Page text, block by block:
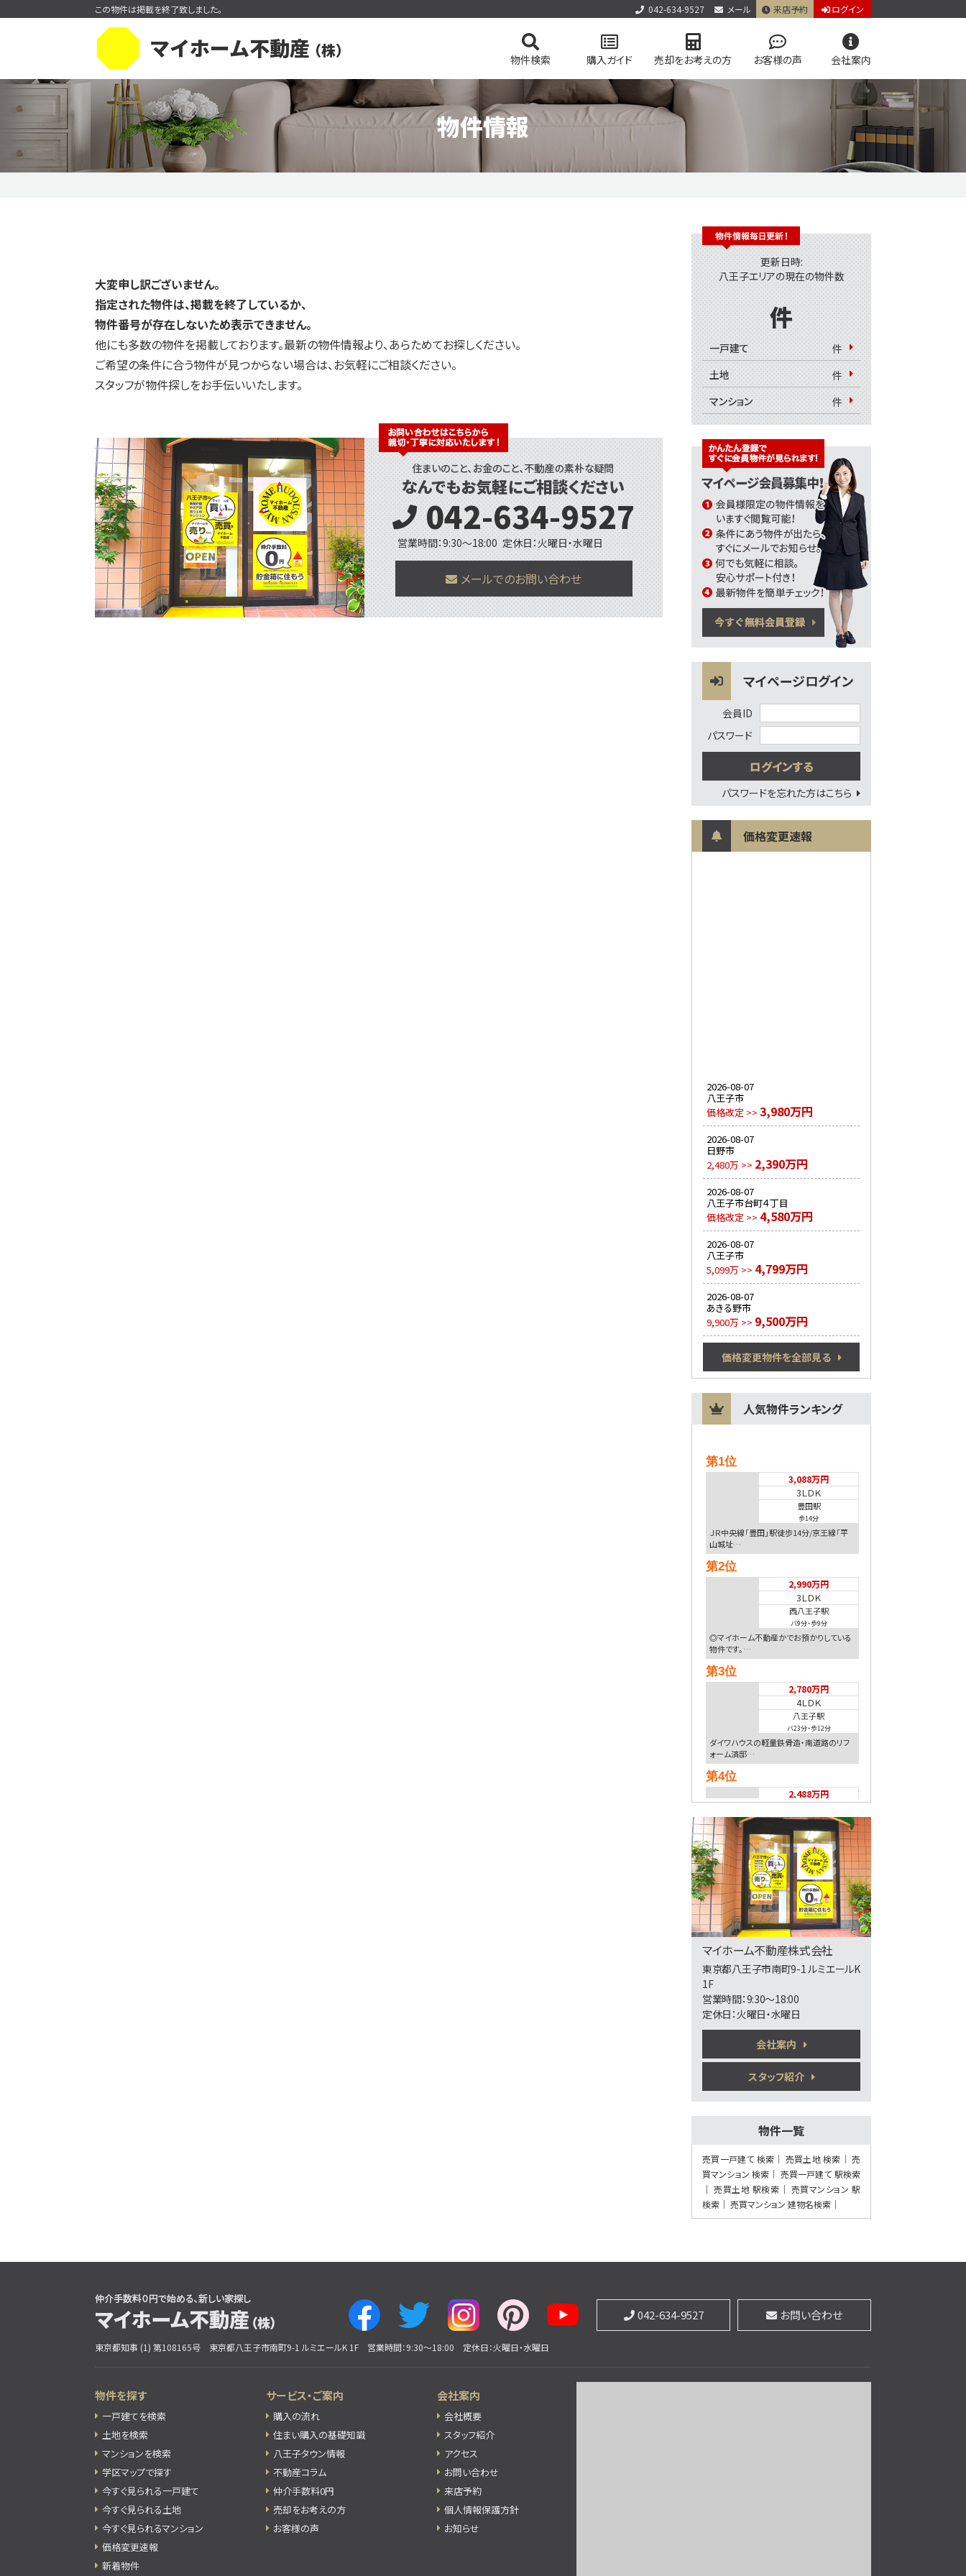
この物件は掲載を終了致しました。 042-634-9527 メール 来店予約 ログイン
マイホーム不動産（株） 物件検索 購入ガイド 売却をお考えの方 お客様の声 会社案内
アクセス
物件情報
大変申し訳ございません。
指定された物件は、掲載を終了しているか、
物件番号が存在しないため表示できません。
他にも多数の物件を掲載しております。最新の物件情報より、あらためてお探しください。
ご希望の条件に合う物件が見つからない場合は、お気軽にご相談ください。
スタッフが物件探しをお手伝いいたします。
042-634-9527
営業時間：9:30～18:00 定休日：火曜日・水曜日
メールでのお問い合わせ
更新日時:
八王子エリアの現在の物件数
件
一戸建て
件
土地
件
マンション
件
マイページログイン
会員ID
パスワード
パスワードを忘れた方はこちら
価格変更速報
2026-08-07
八王子市
価格改定 >> 3,980万円
2026-08-07
日野市
2,480万 >> 2,390万円
2026-08-07
八王子市台町４丁目
価格改定 >> 4,580万円
2026-08-07
八王子市
5,099万 >> 4,799万円
2026-08-07
あきる野市
9,900万 >> 9,500万円
価格変更物件を全部見る
人気物件ランキング
第1位
3,088万円
3ＬＤＫ
豊田駅
歩14分
ＪＲ中央線「豊田」駅徒歩14分/京王線「平
山城址…
第2位
2,990万円
3ＬＤＫ
西八王子駅
バ9分・歩9分
◎マイホーム不動産かでお預かりしている
物件です。…
第3位
2,780万円
4ＬＤＫ
八王子駅
バ23分・歩12分
ダイワハウスの軽量鉄骨造・南道路のリフ
ォーム済邸…
第4位
2,488万円
高尾駅
歩14分
◎JR中央線・京王線「高尾駅」徒歩14分（新
宿ま…
第5位
1,988万円
4ＬＤＫ
西八王子駅
歩14分
好◎JR中央線「西八王子駅」徒歩14分（新
宿まで…
第6位
3,890万円
4ＳＬＤＫ
山田駅
歩5分
◎京王高尾線「山田駅」徒歩5分（京王新宿
第7位
山田駅
歩5分
◎京王高尾線「山田駅」徒歩5分（京王新宿
駅まで約…
第8位
4ＬＤＫ
中央本線 西八王子駅 バ
マイホーム不動産株式会社
東京都八王子市南町9-1 ルミエールK
1F
営業時間：9:30～18:00
定休日：火曜日・水曜日
会社案内
スタッフ紹介
物件一覧
売買一戸建て 検索 売買土地 検索
売
買マンション 検索
売買一戸建て 駅検索
売買土地 駅検索
売買マンション 駅
検索
売買マンション 建物名検索
042-634-9527 お問い合わせ
東京都知事 (1) 第108165号 東京都八王子市南町9-1 ルミエールK 1F 営業時間：9:30～18:00 定休日：火曜日・水曜日
物件を探す
一戸建てを検索
土地を検索
マンションを検索
学区マップで探す
今すぐ見られる一戸建て
今すぐ見られる土地
今すぐ見られるマンション
価格変更速報
新着物件
サービス・ご案内
購入の流れ
住まい購入の基礎知識
八王子タウン情報
不動産コラム
仲介手数料0円
売却をお考えの方
お客様の声
会社案内
会社概要
スタッフ紹介
アクセス
お問い合わせ
来店予約
個人情報保護方針
お知らせ